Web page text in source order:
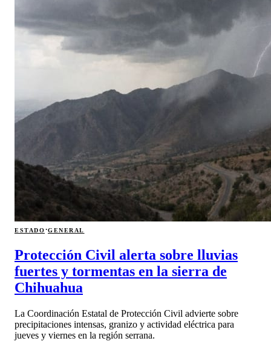
ESTADO·GENERAL
Protección Civil alerta sobre lluvias
fuertes y tormentas en la sierra de
Chihuahua
La Coordinación Estatal de Protección Civil advierte sobre
precipitaciones intensas, granizo y actividad eléctrica para
jueves y viernes en la región serrana.